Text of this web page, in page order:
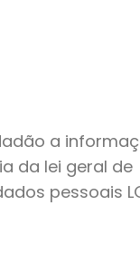
a
da lei geral de
pessoais